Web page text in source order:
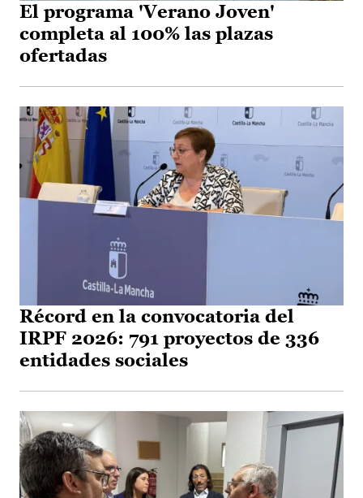
El programa 'Verano Joven'
completa al 100% las plazas
ofertadas
Récord en la convocatoria del
IRPF 2026: 791 proyectos de 336
entidades sociales